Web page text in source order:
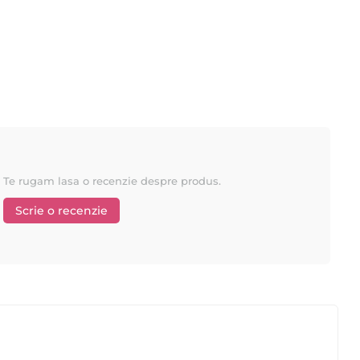
Te rugam lasa o recenzie despre produs.
Scrie o recenzie